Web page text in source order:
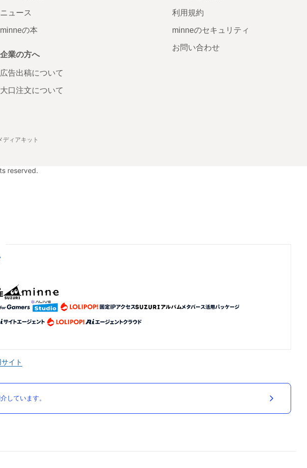
ニュース
minneの本
企業の方へ
広告出稿について
大口注文について
利用規約
minneのセキュリティ
お問い合わせ
ディアキット
reserved.
イト
しています。